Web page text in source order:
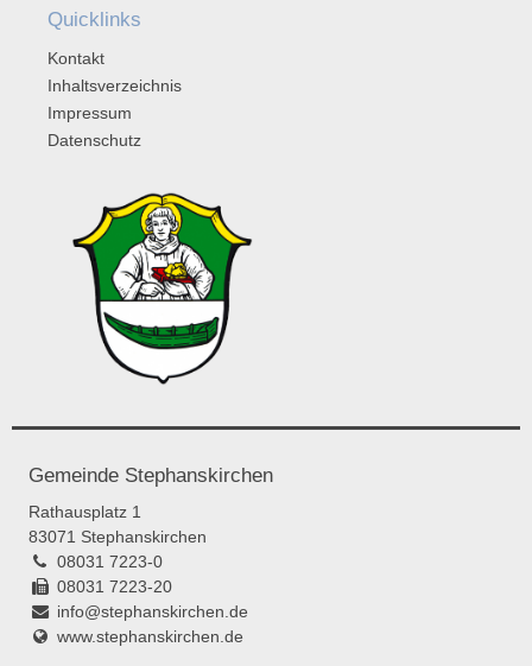
Quicklinks
Kontakt
Inhaltsverzeichnis
Impressum
Datenschutz
Gemeinde Stephanskirchen
Rathausplatz 1
83071 Stephanskirchen
08031 7223-0
08031 7223-20
info@stephanskirchen.de
www.stephanskirchen.de